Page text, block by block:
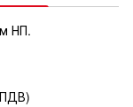
НП.
ПДВ)